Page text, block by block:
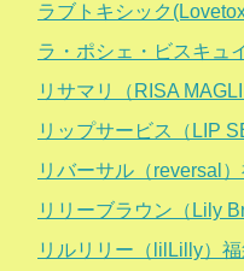
ラブトキシック
ラ・ポシェ・ビスキュ
リサマリ（RISA
リップサービス（LIP
リバーサル（reversal
リリーブラウン（Lily
リルリリー（lilLilly）